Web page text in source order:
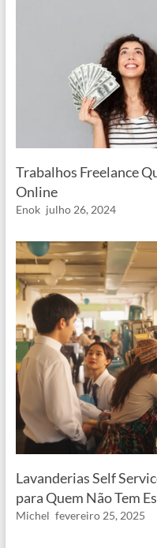
Trabalhos Freelance
Online
Enok julho 26, 2024
Lavanderias Self
para Quem Não Tem
Michel fevereiro 25, 2025